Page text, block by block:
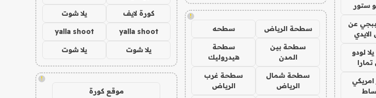
ستور
عن
لودو
تمارا
امريكي
!
سطحة الرياض سطحه
سطحة بين
المدن
سطحة
هيدروليك
سطحة شمال
الرياض
سطحة غرب
الرياض
كورة لايف يلا شوت
yalla shoot
yalla shoot
يلا شوت يلا شوت
!
موقع كورة